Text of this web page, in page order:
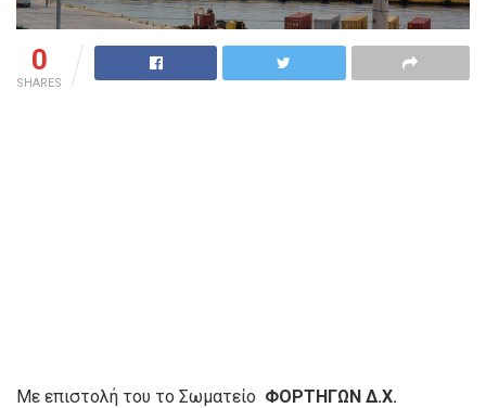
0
SHARES
Με επιστολή του το Σωματείο ΦΟΡΤΗΓΩΝ Δ.Χ.